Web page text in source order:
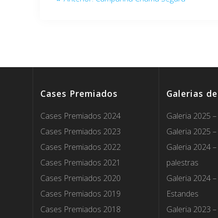
Cases Premiados
Cases Premiados 2024
Cases Premiados 2023
Cases Premiados 2022
Cases Premiados 2021
Cases Premiados 2020
Cases Premiados 2019
Cases Premiados 2018
Galerias
Galeria 2025 –
Galeria 2025
Galeria 2024
palestras
Galeria 2024
Estandes
Galeria 2023